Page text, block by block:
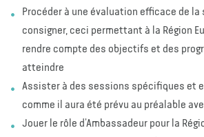
Procéder à une évaluation efficace de
consigner, ceci permettant à la Région
rendre compte des objectifs et des
atteindre
Assister à des sessions spécifiques et
comme il aura été prévu au préalable
Jouer le rôle d’Ambassadeur pour la